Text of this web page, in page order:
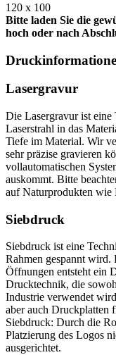
120 x 100
Bitte laden Sie die
hoch oder nach
Lasergravur
Die Lasergravur ist
Laserstrahl in das
Tiefe im Material. Wir
sehr präzise gravieren
vollautomatischen
auskommt. Bitte
auf Naturprodukten wie
Siebdruck
Siebdruck ist eine
Rahmen gespannt
Öffnungen entsteht ein
Drucktechnik, die
Industrie verwendet
aber auch Druckplatten
Siebdruck: Durch die
Platzierung des Logos
ausgerichtet.